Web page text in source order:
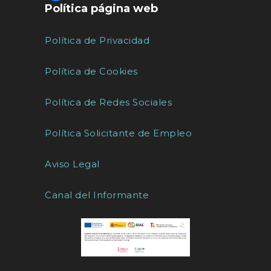
Política página web
Política de Privacidad
Política de Cookies
Política de Redes Sociales
Política Solicitante de Empleo
Aviso Legal
Canal del Informante